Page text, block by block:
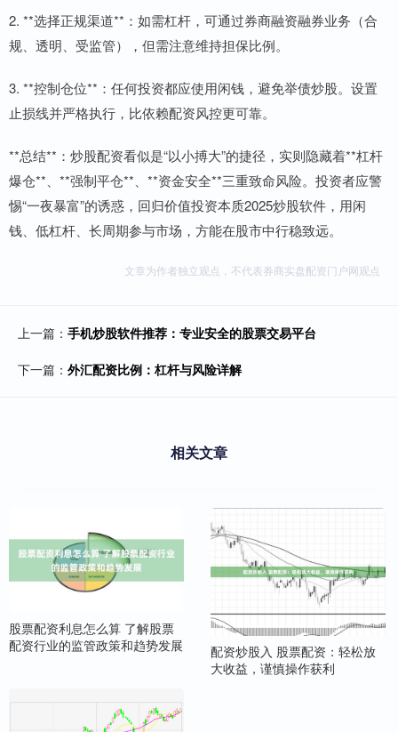
2. **选择正规渠道**：如需杠杆，可通过券商融资融券业务（合
规、透明、受监管），但需注意维持担保比例。
3. **控制仓位**：任何投资都应使用闲钱，避免举债炒股。设置
止损线并严格执行，比依赖配资风控更可靠。
**总结**：炒股配资看似是“以小搏大”的捷径，实则隐藏着**杠杆
爆仓**、**强制平仓**、**资金安全**三重致命风险。投资者应警
惕“一夜暴富”的诱惑，回归价值投资本质2025炒股软件，用闲
钱、低杠杆、长周期参与市场，方能在股市中行稳致远。
文章为作者独立观点，不代表券商实盘配资门户网观点
上一篇： 手机炒股软件推荐：专业安全的股票交易平台
下一篇： 外汇配资比例：杠杆与风险详解
相关文章
股票配资利息怎么算 了解股票
配资行业的监管政策和趋势发展
配资炒股入 股票配资：轻松放
大收益，谨慎操作获利